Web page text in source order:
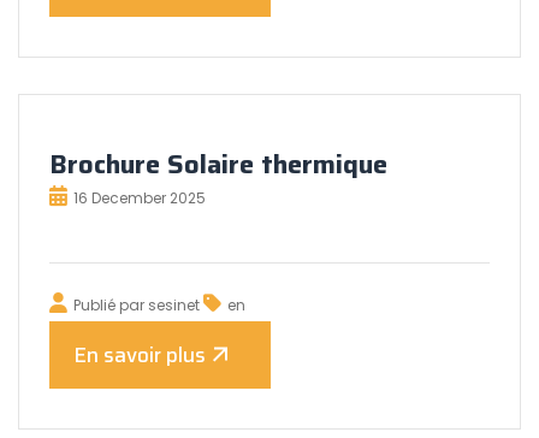
Brochure Solaire thermique
16 December 2025
Publié par sesinet en
En savoir plus